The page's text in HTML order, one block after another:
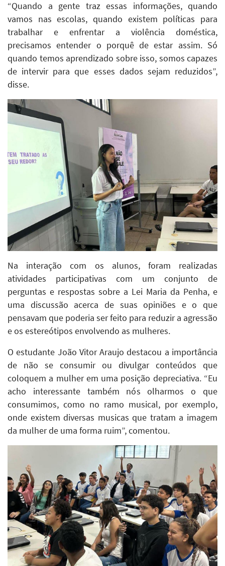
“Quando a gente traz essas informações, quando
vamos nas escolas, quando existem políticas para
trabalhar e enfrentar a violência doméstica,
precisamos entender o porquê de estar assim. Só
quando temos aprendizado sobre isso, somos capazes
de intervir para que esses dados sejam reduzidos”,
disse.
Na interação com os alunos, foram realizadas
atividades participativas com um conjunto de
perguntas e respostas sobre a Lei Maria da Penha, e
uma discussão acerca de suas opiniões e o que
pensavam que poderia ser feito para reduzir a agressão
e os estereótipos envolvendo as mulheres.
O estudante João Vitor Araujo destacou a importância
de não se consumir ou divulgar conteúdos que
coloquem a mulher em uma posição depreciativa. “Eu
acho interessante também nós olharmos o que
consumimos, como no ramo musical, por exemplo,
onde existem diversas musicas que tratam a imagem
da mulher de uma forma ruim”, comentou.